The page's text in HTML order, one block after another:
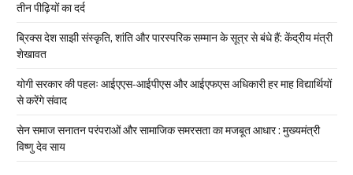
तीन पीढ़ियों का दर्द
ब्रिक्स देश साझी संस्कृति, शांति और पारस्परिक सम्मान के सूत्र से बंधे हैं: केंद्रीय मंत्री
शेखावत
योगी सरकार की पहलः आईएएस-आईपीएस और आईएफएस अधिकारी हर माह विद्यार्थियों
से करेंगे संवाद
सेन समाज सनातन परंपराओं और सामाजिक समरसता का मजबूत आधार : मुख्यमंत्री
विष्णु देव साय